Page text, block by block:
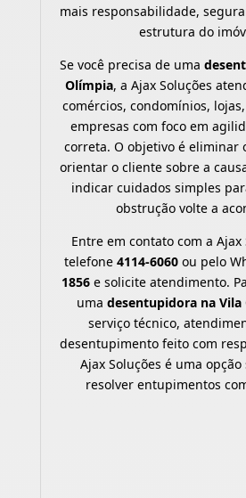
mais responsabilidade,
estrutura do
Se você precisa de uma
Olímpia, a Ajax Soluções
comércios, condomínios,
empresas com foco em
correta. O objetivo é eliminar
orientar o cliente sobre a
indicar cuidados simples
obstrução volte a
Entre em contato com a Ajax
telefone 4114-6060ou pelo
1856e solicite atendimento.
umadesentupidora na Vila
serviço técnico,
desentupimento feito com
Ajax Soluções é uma
resolver entupimentos